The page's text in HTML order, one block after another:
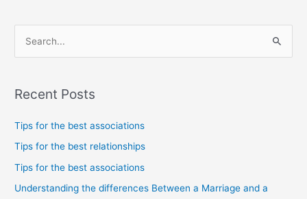
r
o
r
Recent Posts
Tips for the best associations
Tips for the best relationships
Tips for the best associations
Understanding the differences Between a Marriage and a